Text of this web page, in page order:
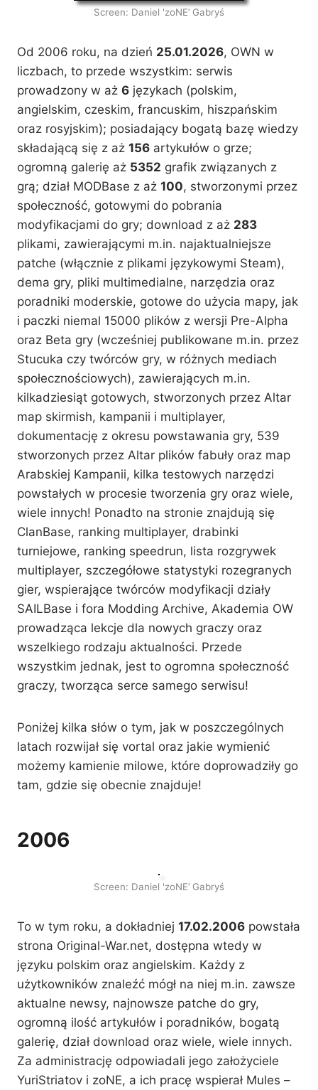
Screen: Daniel 'zoNE’ Gabryś
Od 2006 roku, na dzień 25.01.2026, OWN w
liczbach, to przede wszystkim: serwis
prowadzony w aż 6 językach (polskim,
angielskim, czeskim, francuskim, hiszpańskim
oraz rosyjskim); posiadający bogatą bazę wiedzy
składającą się z aż 156 artykułów o grze;
ogromną galerię aż 5352 grafik związanych z
grą; dział MODBase z aż 100, stworzonymi przez
społeczność, gotowymi do pobrania
modyfikacjami do gry; download z aż 283
plikami, zawierającymi m.in. najaktualniejsze
patche (włącznie z plikami językowymi Steam),
dema gry, pliki multimedialne, narzędzia oraz
poradniki moderskie, gotowe do użycia mapy, jak
i paczki niemal 15000 plików z wersji Pre-Alpha
oraz Beta gry (wcześniej publikowane m.in. przez
Stucuka czy twórców gry, w różnych mediach
społecznościowych), zawierających m.in.
kilkadziesiąt gotowych, stworzonych przez Altar
map skirmish, kampanii i multiplayer,
dokumentację z okresu powstawania gry, 539
stworzonych przez Altar plików fabuły oraz map
Arabskiej Kampanii, kilka testowych narzędzi
powstałych w procesie tworzenia gry oraz wiele,
wiele innych! Ponadto na stronie znajdują się
ClanBase, ranking multiplayer, drabinki
turniejowe, ranking speedrun, lista rozgrywek
multiplayer, szczegółowe statystyki rozegranych
gier, wspierające twórców modyfikacji działy
SAILBase i fora Modding Archive, Akademia OW
prowadząca lekcje dla nowych graczy oraz
wszelkiego rodzaju aktualności. Przede
wszystkim jednak, jest to ogromna społeczność
graczy, tworząca serce samego serwisu!
Poniżej kilka słów o tym, jak w poszczególnych
latach rozwijał się vortal oraz jakie wymienić
możemy kamienie milowe, które doprowadziły go
tam, gdzie się obecnie znajduje!
2006
Screen: Daniel 'zoNE’ Gabryś
To w tym roku, a dokładniej 17.02.2006 powstała
strona Original-War.net, dostępna wtedy w
języku polskim oraz angielskim. Każdy z
użytkowników znaleźć mógł na niej m.in. zawsze
aktualne newsy, najnowsze patche do gry,
ogromną ilość artykułów i poradników, bogatą
galerię, dział download oraz wiele, wiele innych.
Za administrację odpowiadali jego założyciele
YuriStriatov i zoNE, a ich pracę wspierał Mules –